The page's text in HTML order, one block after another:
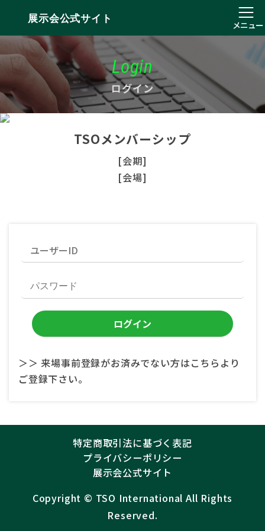
展示会公式サイト
メニュー
Login
ログイン
TSOメンバーシップ
[会期]
[会場]
＞＞ 来場事前登録がお済みでない方はこちらより
ご登録下さい。
特定商取引法に基づく表記
プライバシーポリシー
展示会公式サイト
Copyright ©︎ TSO International All Rights
Reserved.